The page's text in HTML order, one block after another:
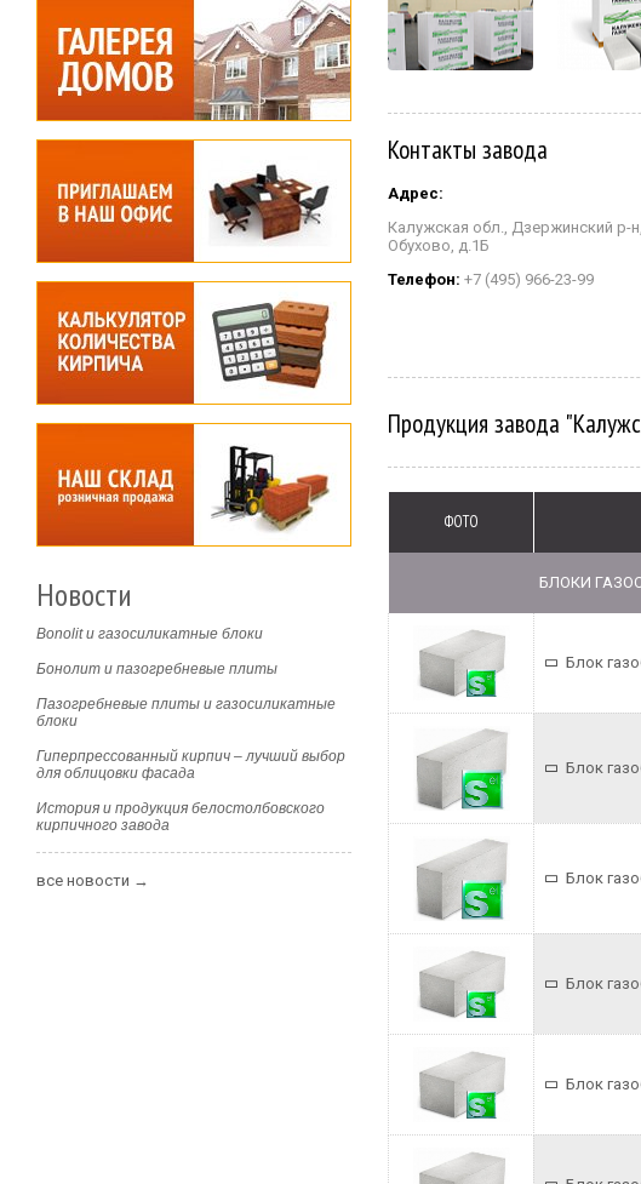
Контакты завода
Адрес:
Калужская обл., Дзержинский р-
Обухово, д.1Б
Телефон: +7 (495) 966-23-99
Продукция завода
ФОТО
БЛОКИ
Блок
Блок
Блок
Блок
Блок
Новости
Bonolit и газосиликатные блоки
Бонолит и пазогребневые плиты
Пазогребневые плиты и газосиликатные
блоки
Гиперпрессованный кирпич – лучший выбор
для облицовки фасада
История и продукция белостолбовского
кирпичного завода
все новости →